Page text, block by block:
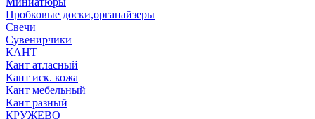
Пробковые доски,органайзеры
Свечи
Сувенирчики
КАНТ
Кант атласный
Кант иск. кожа
Кант мебельный
Кант разный
КРУЖЕВО